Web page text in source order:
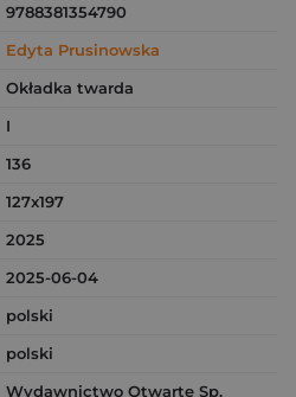
9788381354790
Edyta Prusinowska
Okładka twarda
I
136
127x197
2025
2025-06-04
polski
polski
Wydawnictwo Otwarte Sp.